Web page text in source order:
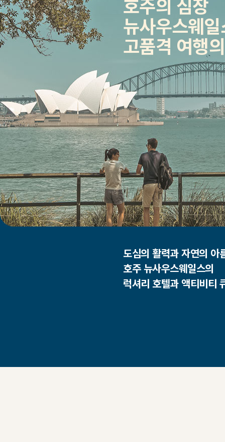
뉴사우스웨
고품격 여행
도심의 활력과 자연의 아
호주 뉴사우스웨일스의
럭셔리 호텔과 액티비티